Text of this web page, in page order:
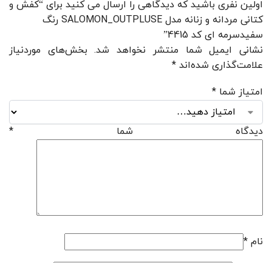
اولین نفری باشید که دیدگاهی را ارسال می کنید برای “کفش و
کتانی مردانه و زنانه مدل SALOMON_OUTPLUSE رنگ
سفیدسرمه ای کد 4415”
نشانی ایمیل شما منتشر نخواهد شد. بخش‌های موردنیاز
علامت‌گذاری شده‌اند *
امتیاز شما *
دیدگاه شما *
نام *